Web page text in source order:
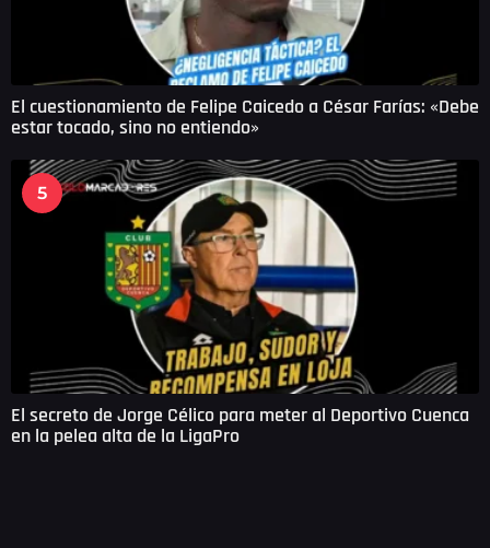
El cuestionamiento de Felipe Caicedo a César Farías: «Debe
estar tocado, sino no entiendo»
5
El secreto de Jorge Célico para meter al Deportivo Cuenca
en la pelea alta de la LigaPro